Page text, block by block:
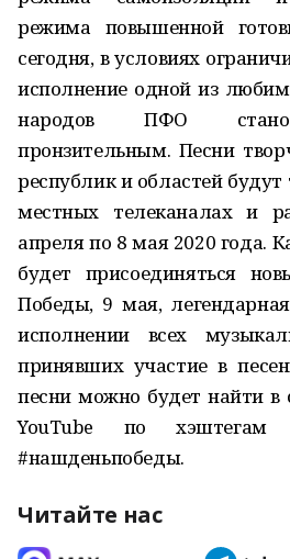
режима повышенной
сегодня, в условиях
исполнение одной из
народов ПФО
пронзительным. Песни
республик и областей будут
местных телеканалах и
апреля по 8 мая 2020 года.
будет присоединяться
Победы, 9 мая,
исполнении всех
принявших участие в
песни можно будет найти в
YouTube по хэштегам
#нашденьпобеды.
Читайте нас